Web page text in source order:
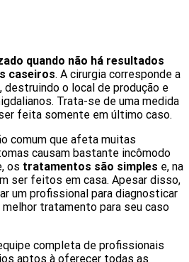
quando não há resultados
caseiros. A cirurgia corresponde a
, destruindo o local de produção e
Trata-se de uma medida
feita somente em último caso.
comum que afeta muitas
causam bastante incômodo
os tratamentos são simples e, na
ser feitos em casa. Apesar disso,
um profissional para diagnosticar
tratamento para seu caso
completa de profissionais
aptos à oferecer todas as